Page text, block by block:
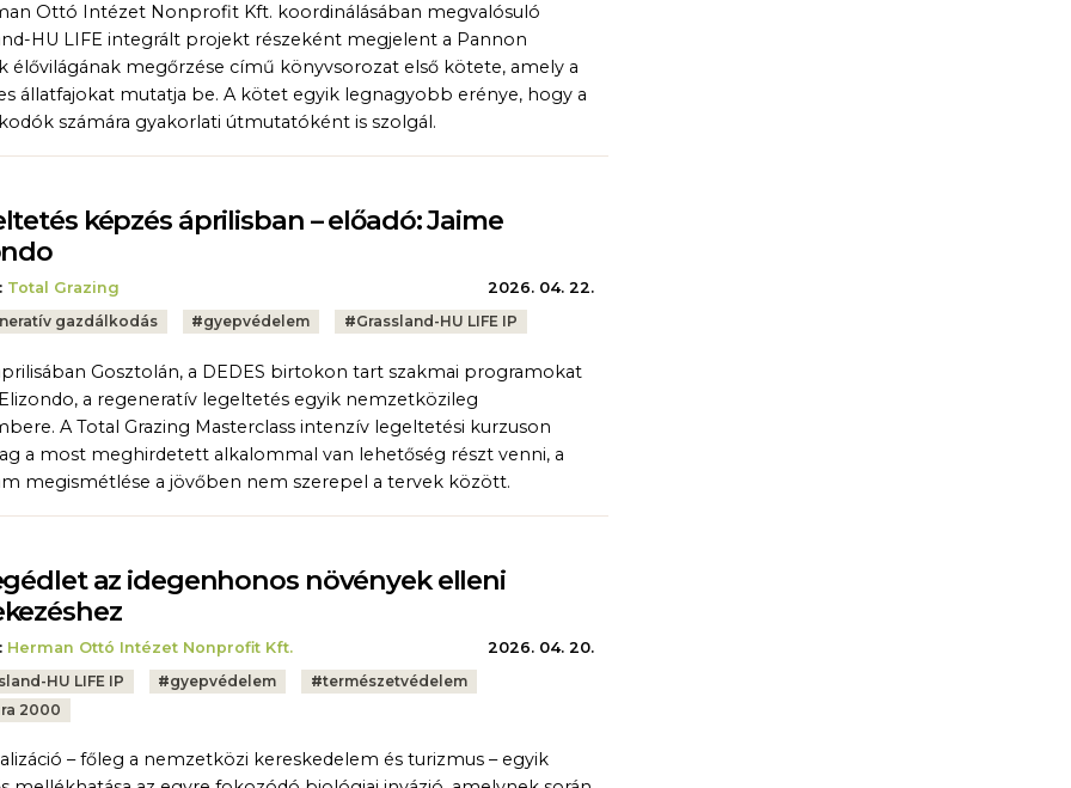
Ottó Intézet Nonprofit Kft. koordinálásában megvalósuló
HU LIFE integrált projekt részeként megjelent a Pannon
élővilágának megőrzése című könyvsorozat első kötete, amely a
állatfajokat mutatja be. A kötet egyik legnagyobb erénye, hogy a
számára gyakorlati útmutatóként is szolgál.
képzés áprilisban – előadó: Jaime
Total Grazing
2026. 04. 22.
gazdálkodás #gyepvédelem #Grassland-HU LIFE IP
Gosztolán, a DEDES birtokon tart szakmai programokat
a regeneratív legeltetés egyik nemzetközileg
A Total Grazing Masterclass intenzív legeltetési kurzuson
a most meghirdetett alkalommal van lehetőség részt venni, a
megismétlése a jövőben nem szerepel a tervek között.
az idegenhonos növények elleni
Herman Ottó Intézet Nonprofit Kft.
2026. 04. 20.
HU LIFE IP #gyepvédelem #természetvédelem
2000
– főleg a nemzetközi kereskedelem és turizmus – egyik